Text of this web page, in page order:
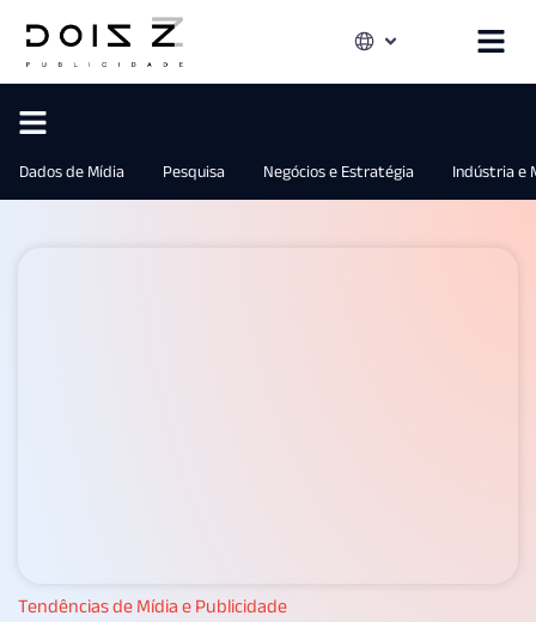
Dados de Mídia Pesquisa Negócios e Estratégia Indústria e
Tendências de Mídia e Publicidade